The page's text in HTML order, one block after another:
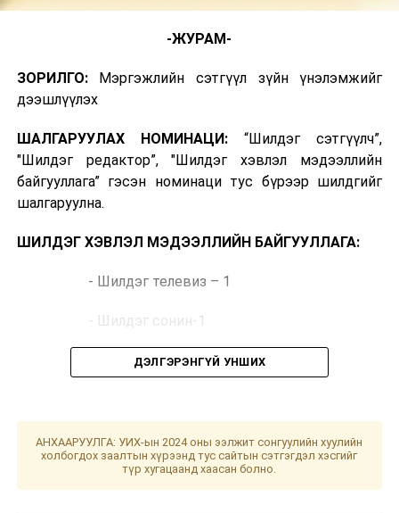
-ЖУРАМ-
ЗОРИЛГО:Мэргэжлийн сэтгүүл зүйн үнэлэмжийг
дээшлүүлэх
ШАЛГАРУУЛАХ НОМИНАЦИ:“Шилдэг сэтгүүлч”,
"Шилдэг редактор”, "Шилдэг хэвлэл мэдээллийн
байгууллага” гэсэн номинаци тус бүрээр шилдгийг
шалгаруулна.
ШИЛДЭГ ХЭВЛЭЛ МЭДЭЭЛЛИЙН БАЙГУУЛЛАГА:
- Шилдэг телевиз – 1
- Шилдэг сонин-1
- Шилдэг радио- 1
- Шилдэг сэтгүүл-1
- Орон нутгийн шилдэг хэвлэл мэдээллийн
ДЭЛГЭРЭНГҮЙ УНШИХ
АНХААРУУЛГА: УИХ-ын 2024 оны ээлжит сонгуулийн хуулийн
холбогдох заалтын хүрээнд тус сайтын сэтгэгдэл хэсгийг
түр хугацаанд хаасан болно.